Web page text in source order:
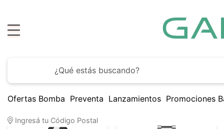
Ofertas Bomba Preventa Lanzamientos Promociones
Ingresá tu Código Postal
33